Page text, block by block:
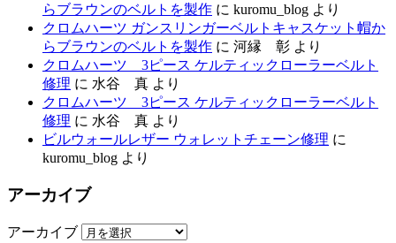
らブラウンのベルトを製作 に kuromu_blog より
クロムハーツ ガンスリンガーベルトキャスケット帽か
らブラウンのベルトを製作 に 河縁 彰 より
クロムハーツ 3ピース ケルティックローラーベルト
修理 に 水谷 真 より
クロムハーツ 3ピース ケルティックローラーベルト
修理 に 水谷 真 より
ビルウォールレザー ウォレットチェーン修理 に
kuromu_blog より
アーカイブ
アーカイブ